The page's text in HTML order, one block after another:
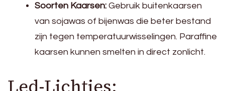
Soorten Kaarsen: Gebruik buitenkaarsen
van sojawas of bijenwas die beter bestand
zijn tegen temperatuurwisselingen. Paraffine
kaarsen kunnen smelten in direct zonlicht.